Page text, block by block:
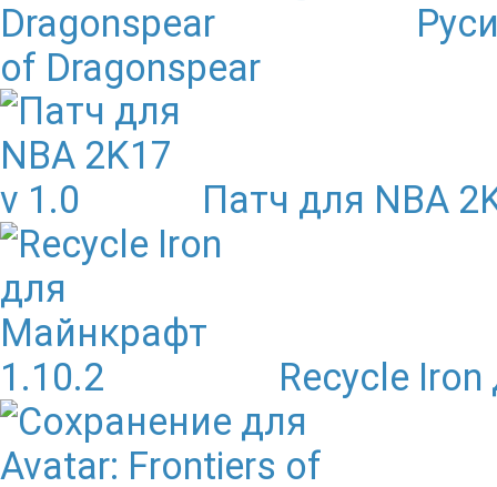
of Dragonspear
Патч для NBA
Recycle